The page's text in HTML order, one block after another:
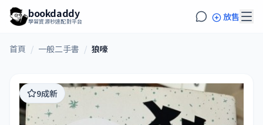
bookdaddy
學習資源秒速配對平台 放售
首頁 / 一般二手書 / 狼嚎
9成新